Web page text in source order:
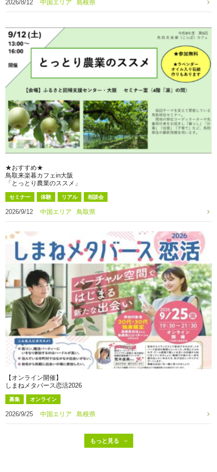
2026/8/12 中国エリア 島根県
★おすすめ★
鳥取来楽暮カフェin大阪
「とっとり農業のススメ」
セミナー 体験 リアル 相談会
2026/9/12 中国エリア 鳥取県
【オンライン開催】
しまねメタバース恋活2026
募集 オンライン
2026/9/25 中国エリア 島根県